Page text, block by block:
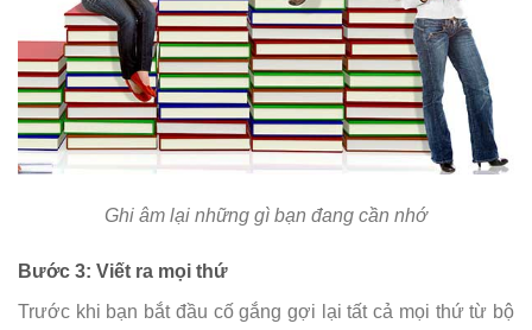
Ghi âm lại những gì bạn đang cần nhớ
Bước 3: Viết ra mọi thứ
Trước khi bạn bắt đầu cố gắng gợi lại tất cả mọi thứ từ bộ